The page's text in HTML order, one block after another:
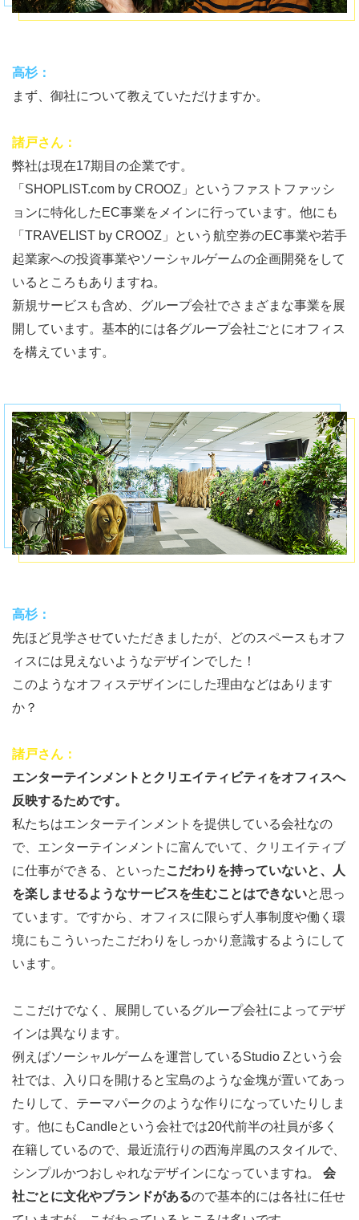
高杉：
まず、御社について教えていただけますか。
諸戸さん：
弊社は現在17期目の企業です。
「SHOPLIST.com by CROOZ」というファストファッシ
ョンに特化したEC事業をメインに行っています。他にも
「TRAVELIST by CROOZ」という航空券のEC事業や若手
起業家への投資事業やソーシャルゲームの企画開発をして
いるところもありますね。
新規サービスも含め、グループ会社でさまざまな事業を展
開しています。基本的には各グループ会社ごとにオフィス
を構えています。
高杉：
先ほど見学させていただきましたが、どのスペースもオフ
ィスには見えないようなデザインでした！
このようなオフィスデザインにした理由などはあります
か？
諸戸さん：
エンターテインメントとクリエイティビティをオフィスへ
反映するためです。
私たちはエンターテインメントを提供している会社なの
で、エンターテインメントに富んでいて、クリエイティブ
に仕事ができる、といった こだわりを持っていないと、人
を楽しませるようなサービスを生むことはできないと思っ
ています。ですから、オフィスに限らず人事制度や働く環
境にもこういったこだわりをしっかり意識するようにして
います。
ここだけでなく、展開しているグループ会社によってデザ
インは異なります。
例えばソーシャルゲームを運営しているStudio Zという会
社では、入り口を開けると宝島のような金塊が置いてあっ
たりして、テーマパークのような作りになっていたりしま
す。他にもCandleという会社では20代前半の社員が多く
在籍しているので、最近流行りの西海岸風のスタイルで、
シンプルかつおしゃれなデザインになっていますね。 会
社ごとに文化やブランドがあるので基本的には各社に任せ